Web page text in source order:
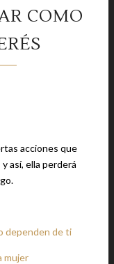
COMO
acciones que
así, ella perderá
dependen de ti
mujer